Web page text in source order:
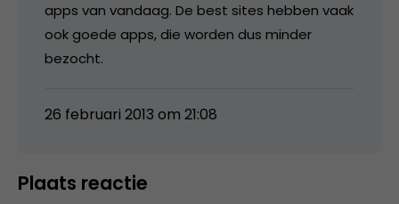
apps van vandaag. De best sites hebben vaak
ook goede apps, die worden dus minder
bezocht.
26 februari 2013 om 21:08
Plaats reactie